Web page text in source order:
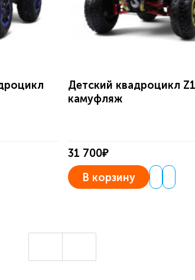
Детский квадроцикл
камуфляж
31 700₽
В корзину